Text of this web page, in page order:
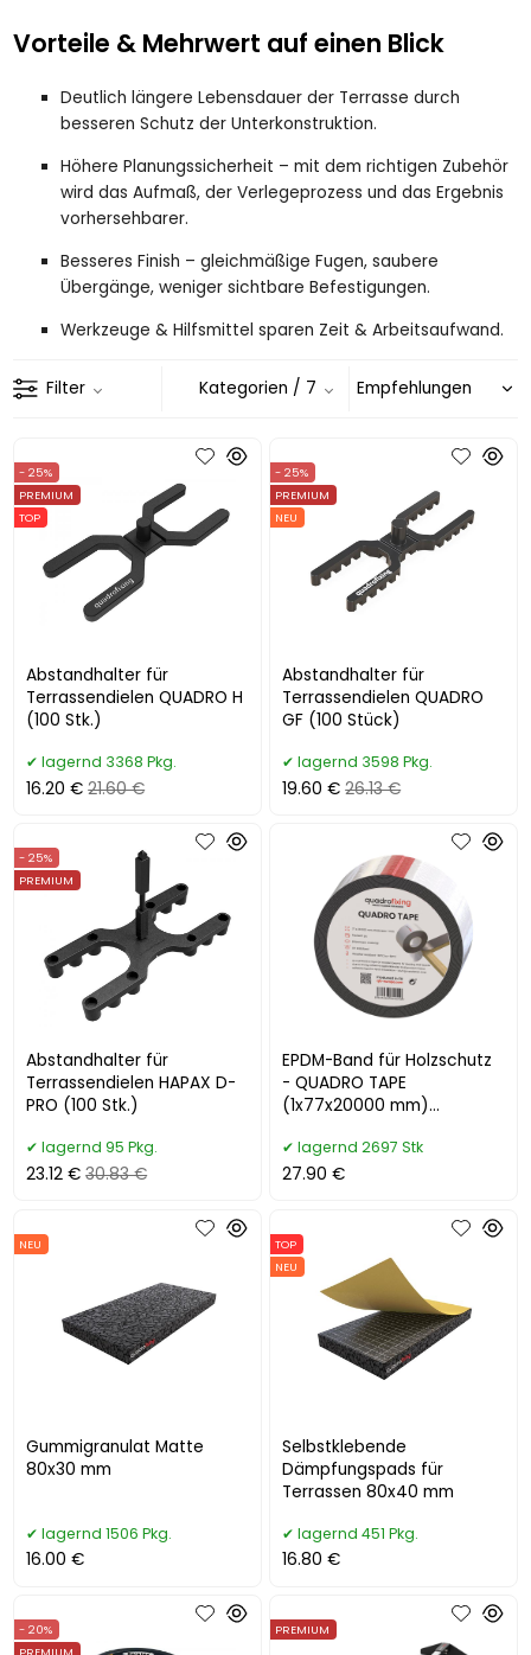
Vorteile & Mehrwert auf einen Blick
Deutlich längere Lebensdauer der Terrasse durch
besseren Schutz der Unterkonstruktion.
Höhere Planungssicherheit – mit dem richtigen Zubehör
wird das Aufmaß, der Verlegeprozess und das Ergebnis
vorhersehbarer.
Besseres Finish – gleichmäßige Fugen, saubere
Übergänge, weniger sichtbare Befestigungen.
Werkzeuge & Hilfsmittel sparen Zeit & Arbeitsaufwand.
Filter Kategorien / 7
Abstandhalter für
Terrassendielen QUADRO H
(100 Stk.)
- 25%
PREMIUM
TOP
lagernd 3368 Pkg.
16.20 € 21.60 €
Abstandhalter für
Terrassendielen QUADRO
GF (100 Stück)
- 25%
PREMIUM
NEU
lagernd 3598 Pkg.
19.60 € 26.13 €
Abstandhalter für
Terrassendielen HAPAX D-
PRO (100 Stk.)
- 25%
PREMIUM
lagernd 95 Pkg.
23.12 € 30.83 €
EPDM-Band für Holzschutz
- QUADRO TAPE
(1x77x20000 mm)
lagernd 2697 Stk
27.90 €
Gummigranulat Matte
80x30 mm
NEU
lagernd 1506 Pkg.
16.00 €
Selbstklebende
Dämpfungspads für
Terrassen 80x40 mm
TOP
NEU
lagernd 451 Pkg.
16.80 €
- 20%
PREMIUM